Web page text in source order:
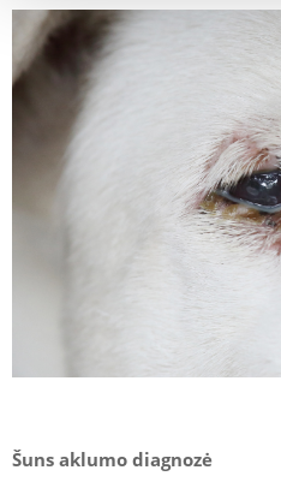
Šuns aklumo diagnozė